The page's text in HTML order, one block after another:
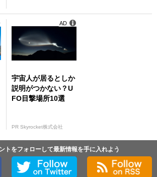
宇宙人が居るとしか
説明がつかない？U
FO目撃場所10選
PR Skyrocket株式会社
AD
トをフォローして最新情報を手に入れよう